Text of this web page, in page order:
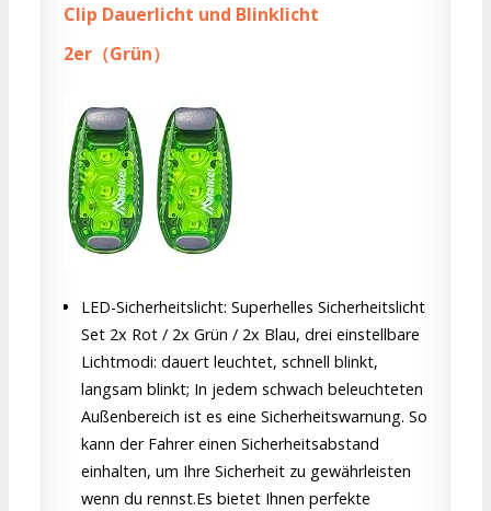
Clip Dauerlicht und Blinklicht
2er（Grün）
LED-Sicherheitslicht: Superhelles Sicherheitslicht
Set 2x Rot / 2x Grün / 2x Blau, drei einstellbare
Lichtmodi: dauert leuchtet, schnell blinkt,
langsam blinkt; In jedem schwach beleuchteten
Außenbereich ist es eine Sicherheitswarnung. So
kann der Fahrer einen Sicherheitsabstand
einhalten, um Ihre Sicherheit zu gewährleisten
wenn du rennst.Es bietet Ihnen perfekte